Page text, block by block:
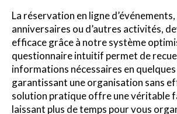
La réservation en ligne
anniversaires ou d’autres activités,
efficace grâce à notre système
questionnaire intuitif permet de
informations nécessaires en quelques
garantissant une organisation sans
solution pratique offre une véritable
laissant plus de temps pour vous